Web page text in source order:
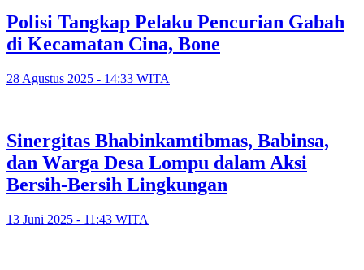
Polisi Tangkap Pelaku Pencurian Gabah
di Kecamatan Cina, Bone
28 Agustus 2025 - 14:33 WITA
Sinergitas Bhabinkamtibmas, Babinsa,
dan Warga Desa Lompu dalam Aksi
Bersih-Bersih Lingkungan
13 Juni 2025 - 11:43 WITA